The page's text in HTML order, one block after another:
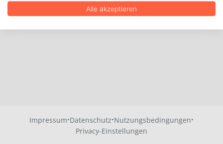
Impressum·Datenschutz·Nutzungsbedingungen·
Privacy-Einstellungen
Alle akzeptieren